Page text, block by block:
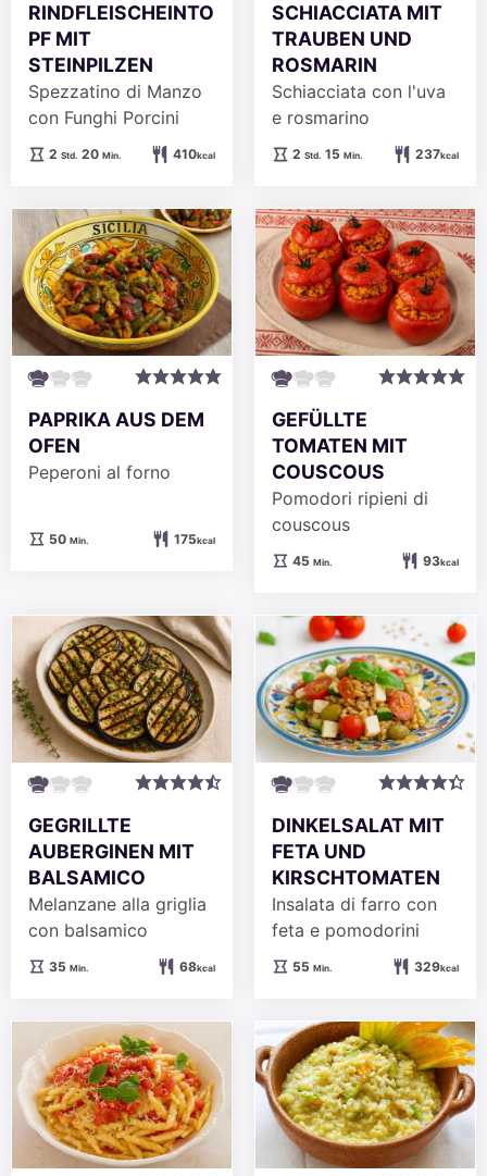
RINDFLEISCHEINTO
PF MIT
STEINPILZEN
Spezzatino di Manzo
con Funghi Porcini
2Stunden
Std. 20Minuten
Min. 410kcal
SCHIACCIATA MIT
TRAUBEN UND
ROSMARIN
Schiacciata con l'uva
e rosmarino
2Stunden
Std. 15Minuten
Min. 237kcal
PAPRIKA AUS DEM
OFEN
Peperoni al forno
50Minuten
Min. 175kcal
GEFÜLLTE
TOMATEN MIT
COUSCOUS
Pomodori ripieni di
couscous
45Minuten
Min. 93kcal
GEGRILLTE
AUBERGINEN MIT
BALSAMICO
Melanzane alla griglia
con balsamico
35Minuten
Min. 68kcal
DINKELSALAT MIT
FETA UND
KIRSCHTOMATEN
Insalata di farro con
feta e pomodorini
55Minuten
Min. 329kcal